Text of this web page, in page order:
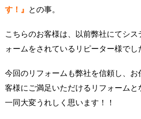
す！』 との事。
こちらのお客様は、以前弊社にてシス
ォームをされているリピーター様でし
今回のリフォームも弊社を信頼し、お
客様にご満足いただけるリフォームと
一同大変うれしく思います！！